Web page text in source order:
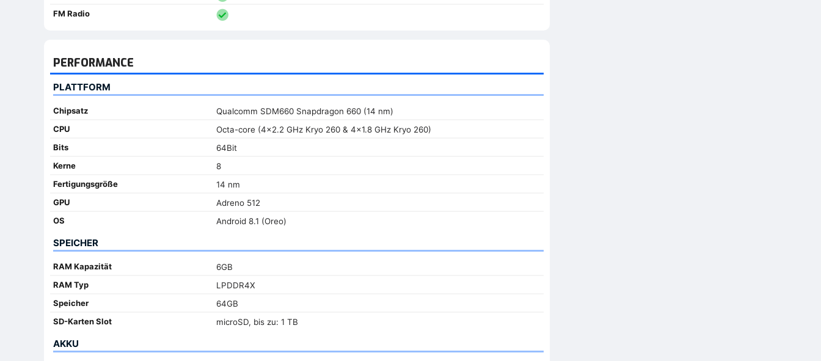
FM Radio
PERFORMANCE
PLATTFORM
Chipsatz
Qualcomm SDM660 Snapdragon 660 (14 nm)
CPU
Octa-core (4x2.2 GHz Kryo 260 & 4x1.8 GHz Kryo 260)
Bits
64Bit
Kerne
8
Fertigungsgröße
14 nm
GPU
Adreno 512
OS
Android 8.1 (Oreo)
SPEICHER
RAM Kapazität
6GB
RAM Typ
LPDDR4X
Speicher
64GB
SD-Karten Slot
microSD, bis zu: 1 TB
AKKU